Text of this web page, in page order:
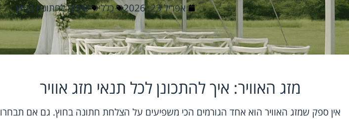
אפריל 23, 2026 כללי טיפים לחתונה בחוץ
מזג האוויר: איך להתכונן לכל תנאי מזג אוויר
אין ספק שמזג האוויר הוא אחד הגורמים הכי משפיעים על הצלחת חתונה בחוץ. גם אם תבחרו